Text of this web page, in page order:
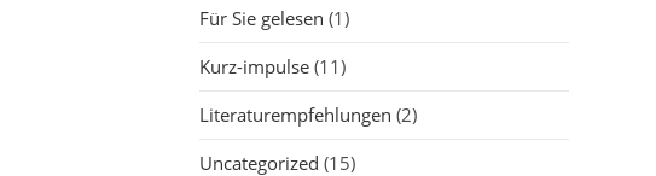
Für Sie gelesen (1)
Kurz-impulse (11)
Literaturempfehlungen (2)
Uncategorized (15)